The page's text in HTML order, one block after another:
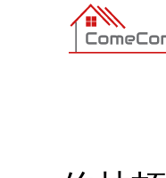
多伦多最